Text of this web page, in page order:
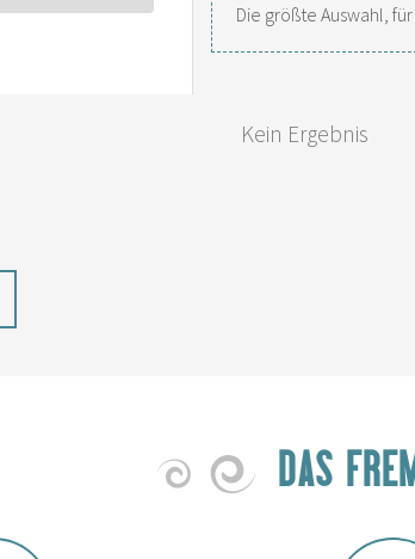
Die größte Auswahl,
Kein Ergebnis
DAS